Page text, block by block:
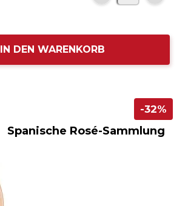
IN DEN WARENKORB
Spanische Rosé-Sammlung
-32%